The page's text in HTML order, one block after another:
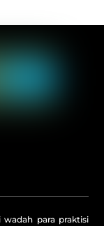
wadah para praktisi